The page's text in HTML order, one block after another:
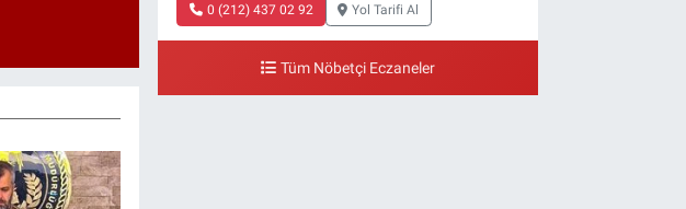
0 (212) 437 02 92 Yol Tarifi Al
Tüm Nöbetçi Eczaneler